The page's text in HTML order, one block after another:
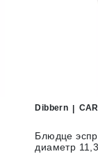
Dibbern
Блюдце
диаметр